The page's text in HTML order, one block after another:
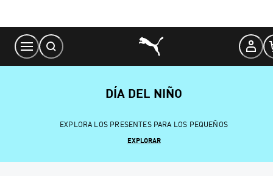
Content
DÍA DEL NIÑO
EXPLORA LOS PRESENTES PARA LOS PEQUEÑOS
EXPLORAR